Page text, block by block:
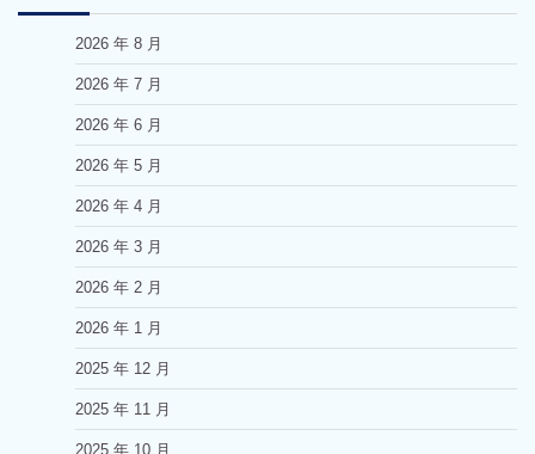
2026 年 8 月
2026 年 7 月
2026 年 6 月
2026 年 5 月
2026 年 4 月
2026 年 3 月
2026 年 2 月
2026 年 1 月
2025 年 12 月
2025 年 11 月
2025 年 10 月